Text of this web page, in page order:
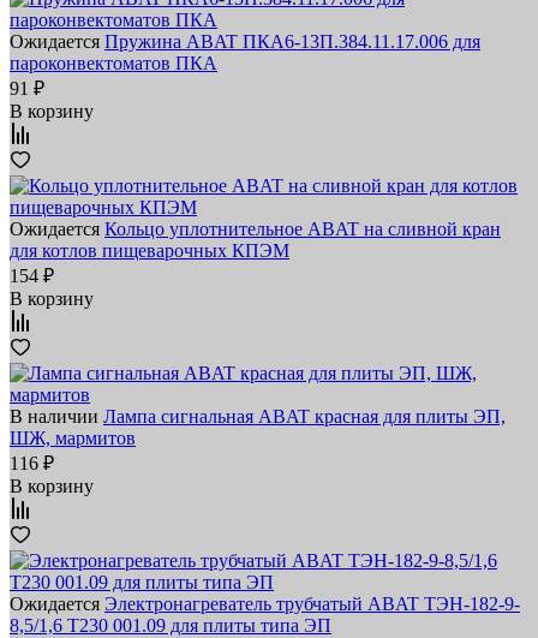
Ожидается Пружина ABAT ПКА6-13П.384.11.17.006 для
пароконвектоматов ПКА
91 ₽
В корзину
Ожидается Кольцо уплотнительное ABAT на сливной кран
для котлов пищеварочных КПЭМ
154 ₽
В корзину
В наличии Лампа сигнальная ABAT красная для плиты ЭП,
ШЖ, мармитов
116 ₽
В корзину
Ожидается Электронагреватель трубчатый ABAT ТЭН-182-9-
8,5/1,6 Т230 001.09 для плиты типа ЭП